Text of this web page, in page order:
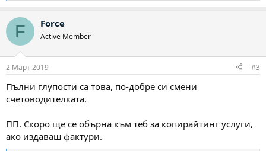
е
к
и
F Force
Active Member
2 Март 2019 #3
Пълни глупости са това, по-добре си смени
счетоводителката.
ПП. Скоро ще се обърна към теб за копирайтинг услуги,
ако издаваш фактури.